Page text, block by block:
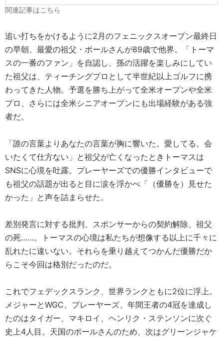
関連記事はこちら
追い打ちをかけるように2月のフェニックスオープン最終日
の早朝、最愛の祖父・ポールさんが89歳で他界。「トーマ
スの一番のファン」を自認し、孫の活躍を楽しみにしてい
た祖父は、ティーチングプロとして半世紀以上ゴルフに携
わってきた人物。予選を勝ち上がって全米オープンや全米
プロ、さらには全米シニアオープンにも出場経験がある強
者だ。
「誰の言葉よりあなたの言葉が胸に響いた。愛してる。会
いたくて仕方ない」と祖父が亡くなったときトーマスは
SNSに心境を吐露。プレーヤーズでの優勝インタビューで
も祖父の話題が出ると目に涙を浮かべ「（優勝を）見せた
かった」と声を詰まらせた。
差別発言に対する批判、スポンサーからの契約解除、祖父
の死……。トーマスの心境は私たちが想像する以上に千々に
乱れたに違いない。それらを乗り越えてつかんだ優勝だか
らこそ今回は格別だったのだ。
これでフェデックスランク、世界ランクともに2位に浮上。
メジャーとWGC、プレーヤーズ、年間王者の4冠を達成し
たのはタイガー、マキロイ、ヘンリク・ステンソンに次ぐ
史上4人目。天国のポールさんのため、次はグリーンジャケ